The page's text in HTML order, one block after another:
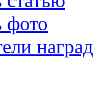
фото
наград